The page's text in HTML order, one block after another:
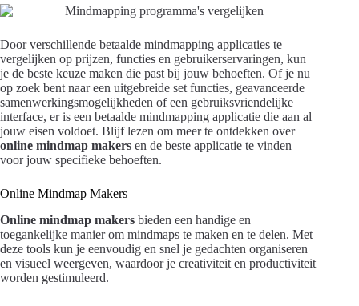
Door verschillende betaalde mindmapping applicaties te
vergelijken op prijzen, functies en gebruikerservaringen, kun
je de beste keuze maken die past bij jouw behoeften. Of je nu
op zoek bent naar een uitgebreide set functies, geavanceerde
samenwerkingsmogelijkheden of een gebruiksvriendelijke
interface, er is een betaalde mindmapping applicatie die aan al
jouw eisen voldoet. Blijf lezen om meer te ontdekken over
online mindmap makers en de beste applicatie te vinden
voor jouw specifieke behoeften.
Online Mindmap Makers
Online mindmap makers bieden een handige en
toegankelijke manier om mindmaps te maken en te delen. Met
deze tools kun je eenvoudig en snel je gedachten organiseren
en visueel weergeven, waardoor je creativiteit en productiviteit
worden gestimuleerd.